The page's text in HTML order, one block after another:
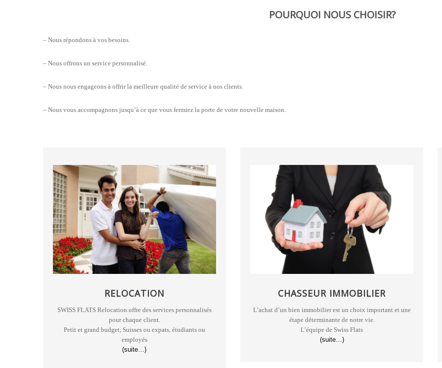
POURQUOI NOUS CHOISIR?
– Nous répondons à vos besoins.
– Nous offrons un service personnalisé.
– Nous nous engageons à offrir la meilleure qualité de service à nos clients.
– Nous vous accompagnons jusqu’à ce que vous fermiez la porte de votre nouvelle maison.
RELOCATION
SWISS FLATS Relocation offre des services personnalisés
pour chaque client.
Petit et grand budget, Suisses ou expats, étudiants ou
employés
(suite…)
CHASSEUR IMMOBILIER
L’achat d’un bien immobilier est un choix important et une
étape déterminante de notre vie.
L’équipe de Swiss Flats
(suite…)